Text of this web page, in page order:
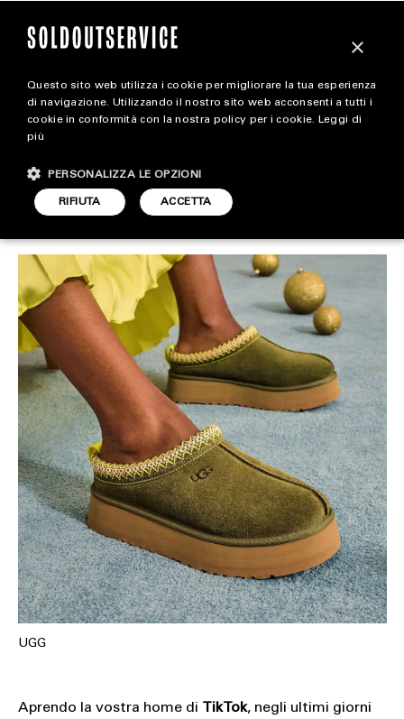
magazine
STYLE
FOOTWEAR
ACCESSORIES
La polemica sugli UGG
che ossessiona TikTok
FOOTWEAR
13 DICEMBRE 2023
UGG
Aprendo la vostra home di TikTok, negli ultimi giorni
×
Questo sito web utilizza i cookie per migliorare la tua esperienza
di navigazione. Utilizzando il nostro sito web acconsenti a tutti i
cookie in conformità con la nostra policy per i cookie. Leggi di
più
ACCETTA
RIFIUTA
PERSONALIZZA LE OPZIONI